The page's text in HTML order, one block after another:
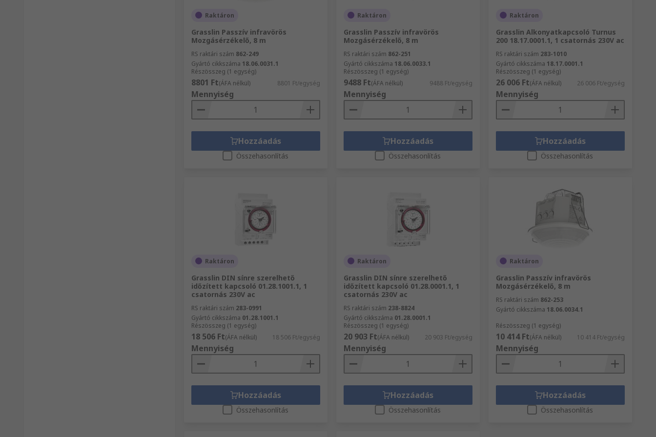
Raktáron
Grasslin Passzív infravörös
Mozgásérzékelő, 8 m
RS raktári szám 862-249
Gyártó cikkszáma 18.06.0031.1
Részösszeg (1 egység)
8801 Ft(ÁFA nélkül) 8801 Ft/egység
Mennyiség
Hozzáadás
Összehasonlítás
Raktáron
Grasslin Passzív infravörös
Mozgásérzékelő, 8 m
RS raktári szám 862-251
Gyártó cikkszáma 18.06.0033.1
Részösszeg (1 egység)
9488 Ft(ÁFA nélkül) 9488 Ft/egység
Mennyiség
Hozzáadás
Összehasonlítás
Raktáron
Grasslin Alkonyatkapcsoló Turnus
200 18.17.0001.1, 1 csatornás 230V ac
RS raktári szám 283-1010
Gyártó cikkszáma 18.17.0001.1
Részösszeg (1 egység)
26 006 Ft(ÁFA nélkül) 26 006 Ft/egység
Mennyiség
Hozzáadás
Összehasonlítás
Raktáron
Grasslin DIN sínre szerelhető
időzített kapcsoló 01.28.1001.1, 1
csatornás 230V ac
RS raktári szám 283-0991
Gyártó cikkszáma 01.28.1001.1
Részösszeg (1 egység)
18 506 Ft(ÁFA nélkül) 18 506 Ft/egység
Mennyiség
Hozzáadás
Összehasonlítás
Raktáron
Grasslin DIN sínre szerelhető
időzített kapcsoló 01.28.0001.1, 1
csatornás 230V ac
RS raktári szám 238-8824
Gyártó cikkszáma 01.28.0001.1
Részösszeg (1 egység)
20 903 Ft(ÁFA nélkül) 20 903 Ft/egység
Mennyiség
Hozzáadás
Összehasonlítás
Raktáron
Grasslin Passzív infravörös
Mozgásérzékelő, 8 m
RS raktári szám 862-253
Gyártó cikkszáma 18.06.0034.1
Részösszeg (1 egység)
10 414 Ft(ÁFA nélkül) 10 414 Ft/egység
Mennyiség
Hozzáadás
Összehasonlítás